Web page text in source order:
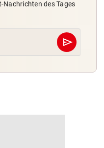
Nachrichten des Tages
send
Abschicken